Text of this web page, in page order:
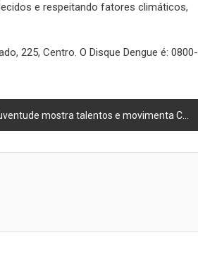
e respeitando fatores climáticos,
225, Centro. O Disque Dengue é: 0800-
mostra talentos e movimenta Centro de Macaé no domingo